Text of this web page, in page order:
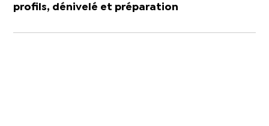
profils, dénivelé et préparation